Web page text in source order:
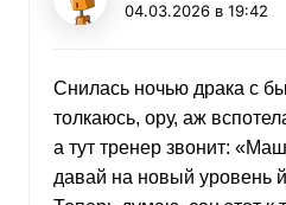
04.03.2026 в 19:42
Снилась ночью драка с
толкаюсь, ору, аж
а тут тренер звонит:
давай на новый уровень